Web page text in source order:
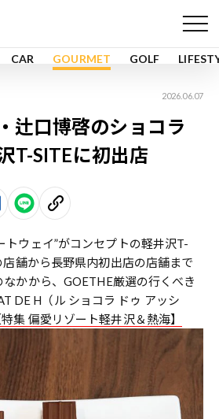
CAR GOURMET GOLF
2026.06.07
辻口博啓のショコラ
T-SITEに初出店
トウェイ”がコンセプトの軽井沢T-
舗から長野県内初出店の店舗まで
かから、GOETHE厳選の行くべき
DE H（ル ショコラ ドゥ アッシ
特集 偏愛リゾート軽井沢＆熱海】